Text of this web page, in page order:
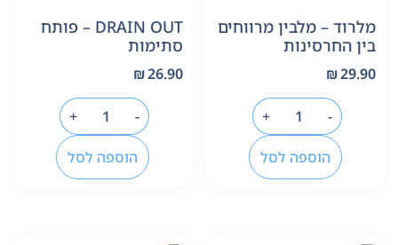
מלרוד – מלבין מרווחים
בין החרסינות
₪29.90
-
+
הוספה לסל
DRAIN OUT – פותח
סתימות
₪26.90
-
+
הוספה לסל